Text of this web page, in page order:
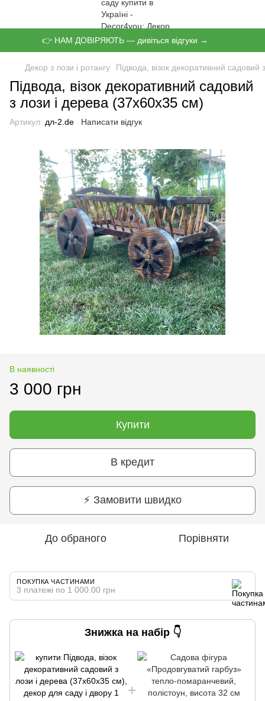
👉 НАМ ДОВІРЯЮТЬ — дивіться відгуки →
Декор з лози і ротангу Підвода, візок декоративний
Підвода, візок декоративний садовий
з лози і дерева (37х60х35 см)
Артикул: дл-2.de Написати відгук
В наявності
3 000 грн
Купити
В кредит
⚡ Замовити швидко
До обраного Порівняти
ПОКУПКА ЧАСТИНАМИ
3 платежі по 1 000.00 грн
Знижка на набір 👇